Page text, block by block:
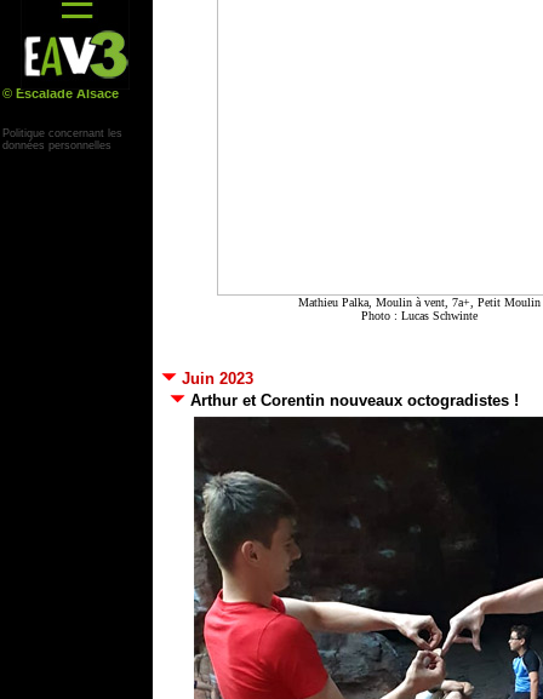
© Escalade Alsace
Politique concernant les
données personnelles
Mathieu Palka, Moulin à vent, 7a+, Petit Moulin
Photo : Lucas Schwinte
Juin 2023
Arthur et Corentin nouveaux octogradistes !